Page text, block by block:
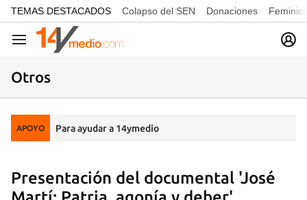
common.go-to-content
TEMAS DESTACADOS Colapso del SEN Donaciones
Navegación
Otros
APOYO Para ayudar a 14ymedio
Presentación del documental 'José